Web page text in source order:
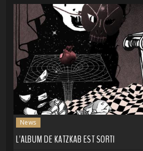
News
L'ALBUM DE KATZKAB EST SORTI